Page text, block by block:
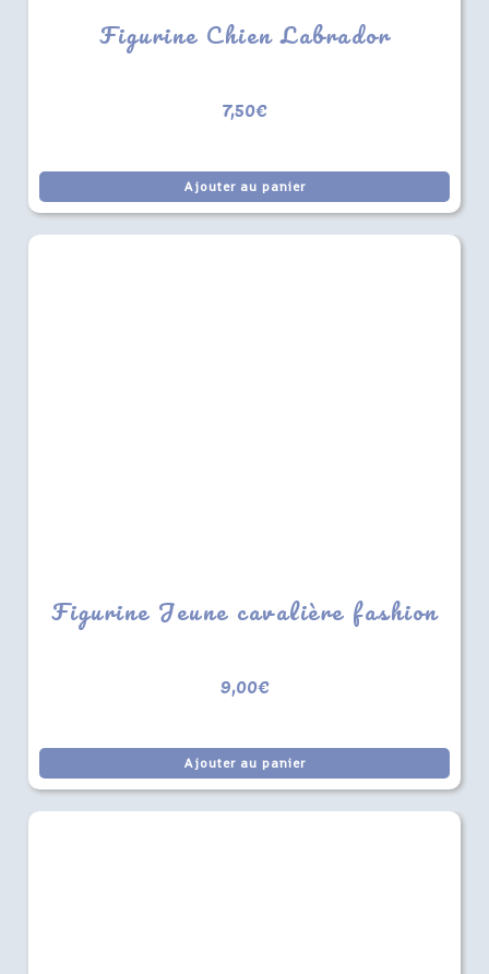
Figurine Chien Labrador
7,50€
Ajouter au panier
Figurine Jeune cavalière fashion
9,00€
Ajouter au panier